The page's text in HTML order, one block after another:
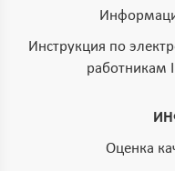
Инструкция по
работникам
Оценка